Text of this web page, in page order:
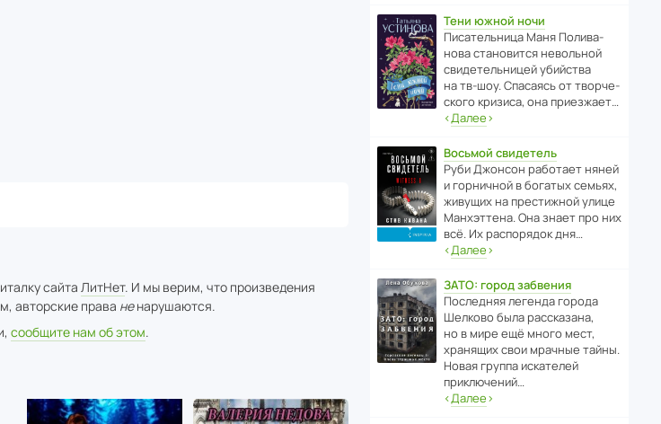
сайта ЛитНет. И мы верим, что произведения
авторские права ненарушаются.
сообщите нам об этом.
Тени южной ночи
Писа­тель­ница Маня Поли­ва­
нова стано­вится невольной
свиде­тель­ницей убийства
на тв-шоу. Спасаясь от твор­че­
с­кого кризиса, она приезжает…
‹Далее›
Восьмой свидетель
Руби Джонсон рабо­тает няней
и горни­чной в богатых семьях,
живущих на прес­ти­жной улице
Манх­эт­тена. Она знает про них
всё. Их распо­рядок дня…
‹Далее›
ЗАТО: город забвения
После­дняя легенда города
Шелково была расска­зана,
но в мире ещё много мест,
хранящих свои мрачные тайны.
Новая группа иска­телей
приключений…
‹Далее›